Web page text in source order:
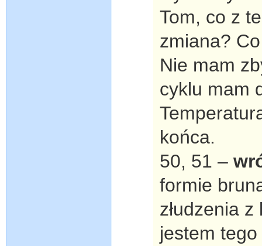
Tom, co z
zmiana?
Nie mam
cyklu mam
końca.
50, 51 –
formie
złudzenia z
jestem